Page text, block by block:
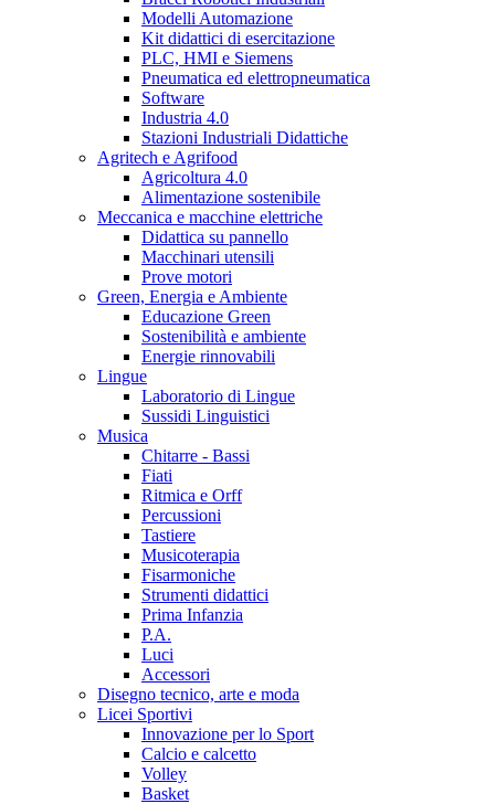
Modelli Automazione
Kit didattici di esercitazione
PLC, HMI e Siemens
Pneumatica ed elettropneumatica
Software
Industria 4.0
Stazioni Industriali Didattiche
Agritech e Agrifood
Agricoltura 4.0
Alimentazione sostenibile
Meccanica e macchine elettriche
Didattica su pannello
Macchinari utensili
Prove motori
Green, Energia e Ambiente
Educazione Green
Sostenibilità e ambiente
Energie rinnovabili
Lingue
Laboratorio di Lingue
Sussidi Linguistici
Musica
Chitarre - Bassi
Fiati
Ritmica e Orff
Percussioni
Tastiere
Musicoterapia
Fisarmoniche
Strumenti didattici
Prima Infanzia
P.A.
Luci
Accessori
Disegno tecnico, arte e moda
Licei Sportivi
Innovazione per lo Sport
Calcio e calcetto
Volley
Basket